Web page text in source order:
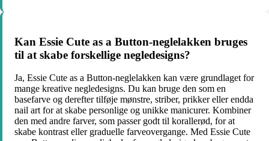
Kan Essie Cute as a Button-neglelakken bruges
til at skabe forskellige negledesigns?
Ja, Essie Cute as a Button-neglelakken kan være grundlaget for
mange kreative negledesigns. Du kan bruge den som en
basefarve og derefter tilføje mønstre, striber, prikker eller endda
nail art for at skabe personlige og unikke manicurer. Kombiner
den med andre farver, som passer godt til korallerød, for at
skabe kontrast eller graduelle farveovergange. Med Essie Cute